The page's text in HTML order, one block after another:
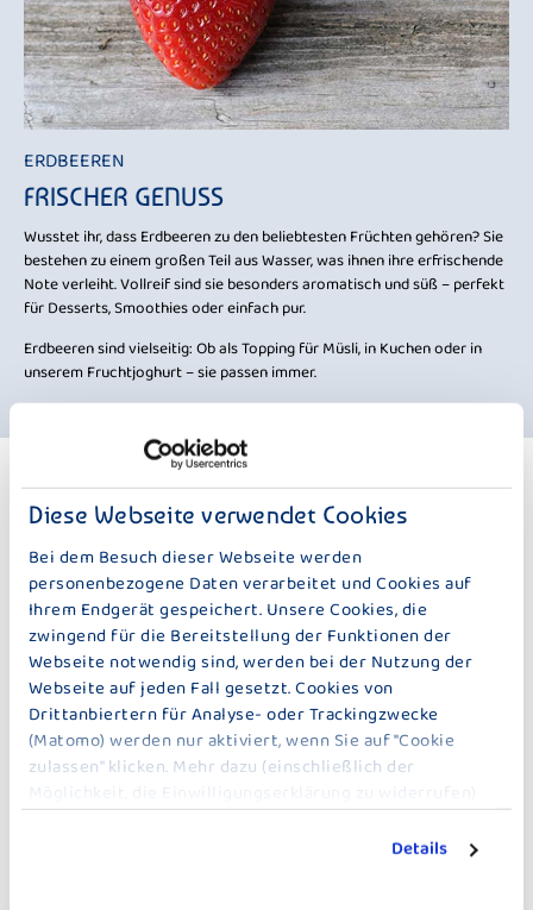
Diese Webseite verwendet Cookies
Bei dem Besuch dieser Webseite werden
personenbezogene Daten verarbeitet und Cookies auf
Ihrem Endgerät gespeichert. Unsere Cookies, die
zwingend für die Bereitstellung der Funktionen der
Webseite notwendig sind, werden bei der Nutzung der
Webseite auf jeden Fall gesetzt. Cookies von
Drittanbiertern für Analyse- oder Trackingzwecke
(Matomo) werden nur aktiviert, wenn Sie auf "Cookie
zulassen" klicken. Mehr dazu (einschließlich der
Möglichkeit, die Einwilligungserklärung zu widerrufen)
erfahren Sie in unsererDatenschutzerklärung.
Details
ERDBEEREN
FRISCHER GENUSS
Wusstet ihr, dass Erdbeeren zu den beliebtesten Früchten gehören? Sie
bestehen zu einem großen Teil aus Wasser, was ihnen ihre erfrischende
Note verleiht. Vollreif sind sie besonders aromatisch und süß – perfekt
für Desserts, Smoothies oder einfach pur.
Erdbeeren sind vielseitig: Ob als Topping für Müsli, in Kuchen oder in
unserem Fruchtjoghurt – sie passen immer.
WEITERE PRODUKTE
100 G
DER KLEINE BAUER
HIMBEERE
DER KLEINE BAUER
HEIDELBEER-CASSIS